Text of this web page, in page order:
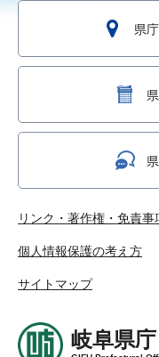
県
リンク・著作権・免責事
個人情報保護の考え方
サイトマップ
岐阜県庁